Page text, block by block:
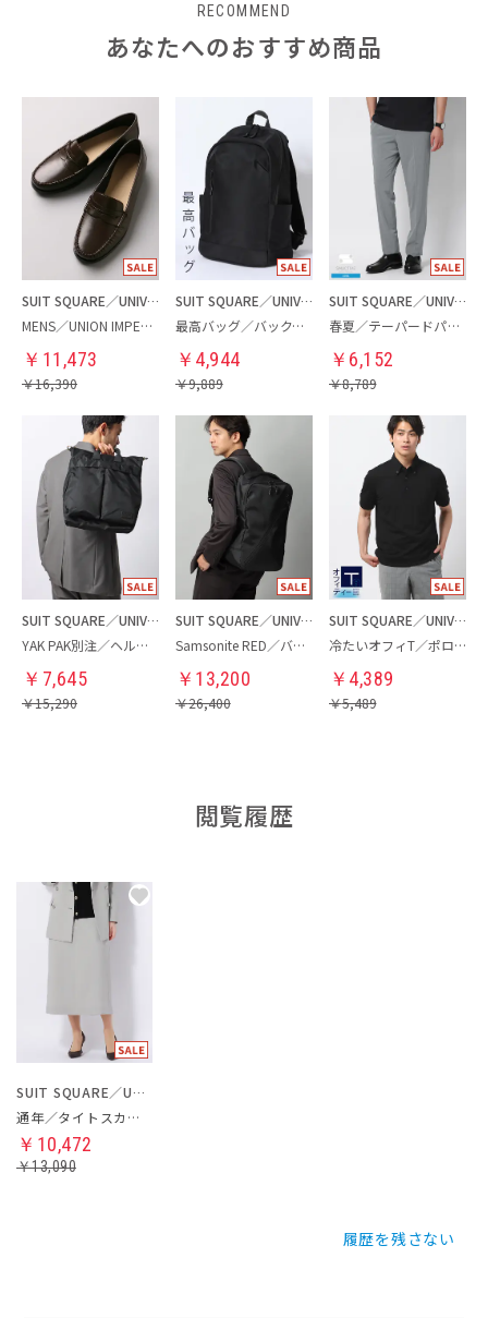
RECOMMEND
あなたへのおすすめ商品
SUIT SQUARE／UNIVERSAL LANGUAGE
MENS／UNION IMPERIAL監修／コインローファー
￥ 11,473
￥16,390
SUIT SQUARE／UNIVERSAL LANGUAGE
最高バッグ／バックパック
￥ 4,944
￥9,889
SUIT SQUARE／UNIVERSAL LANGUAGE
春夏／テーパードパンツ
￥ 6,152
￥8,789
SUIT SQUARE／UNIVERSAL LANGUAGE
YAK PAK別注／ヘルメットバッグ
￥ 7,645
￥15,290
SUIT SQUARE／UNIVERSAL LANGUAGE
Samsonite RED／バックパック
￥ 13,200
￥26,400
SUIT SQUARE／UNIVERSAL LANGUAGE
冷たいオフィT／ポロシャツ
￥ 4,389
￥5,489
閲覧履歴
SUIT SQUARE／UNIVERSAL LANGUAGE／WHITE
通年／タイトスカート
￥10,472
￥13,090
履歴を残さない